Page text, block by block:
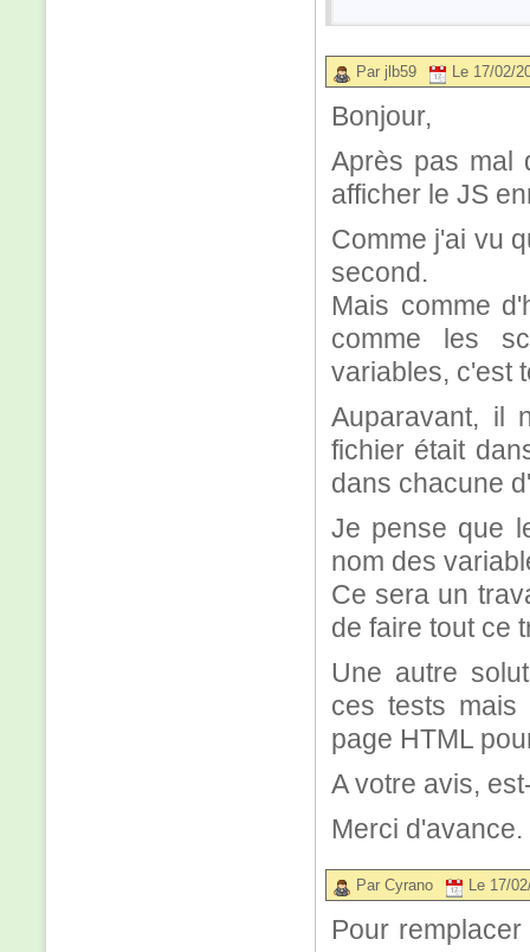
Par jlb59 Le 17/02/
Bonjour,
Après pas mal
afficher le JS
Comme j'ai vu
second.
Mais comme
comme les
variables, c'est
Auparavant, il
fichier était
dans chacune
Je pense que
nom des
Ce sera un
de faire tout ce
Une autre
ces tests mais
page HTML
A votre avis,
Merci d'avance.
Par Cyrano Le 17/
Pour